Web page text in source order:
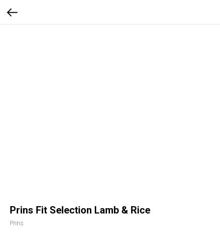
Prins Fit Selection Lamb & Rice
Prins